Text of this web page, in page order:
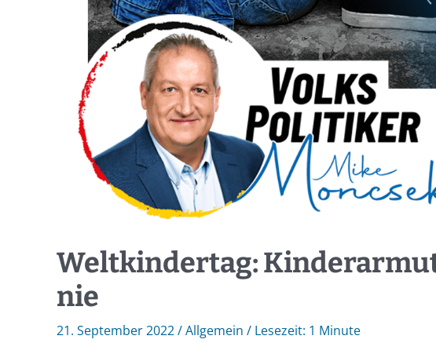
Weltkindertag:
nie
21. September 2022/Allgemein / 1 Minute